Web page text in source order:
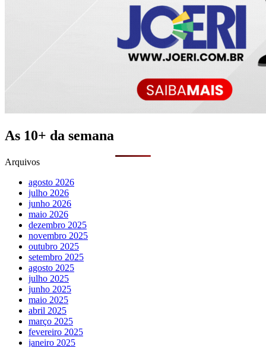
As 10+ da semana
Arquivos
agosto 2026
julho 2026
junho 2026
maio 2026
dezembro 2025
novembro 2025
outubro 2025
setembro 2025
agosto 2025
julho 2025
junho 2025
maio 2025
abril 2025
março 2025
fevereiro 2025
janeiro 2025